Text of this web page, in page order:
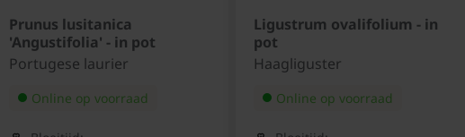
Prunus lusitanica
'Angustifolia' - in pot
Portugese laurier
Online op voorraad
Ligustrum ovalifolium - in
pot
Haagliguster
Online op voorraad